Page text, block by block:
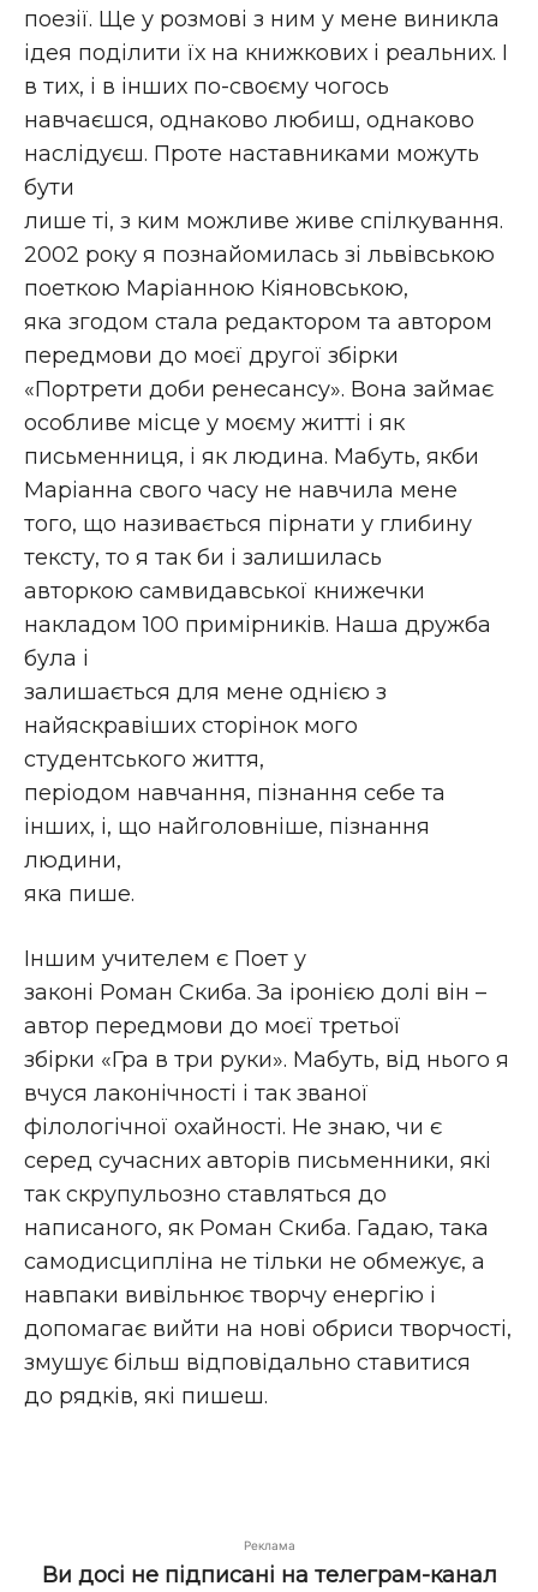
поезії. Ще у розмові з ним у мене виникла
ідея поділити їх на книжкових і реальних. І
в тих, і в інших по-своєму чогось
навчаєшся, однаково любиш, однаково
наслідуєш. Проте наставниками можуть
бути
лише ті, з ким можливе живе спілкування.
2002 року я познайомилась зі львівською
поеткою Маріанною Кіяновською,
яка згодом стала редактором та автором
передмови до моєї другої збірки
«Портрети доби ренесансу». Вона займає
особливе місце у моєму житті і як
письменниця, і як людина. Мабуть, якби
Маріанна свого часу не навчила мене
того, що називається пірнати у глибину
тексту, то я так би і залишилась
авторкою самвидавської книжечки
накладом 100 примірників. Наша дружба
була і
залишається для мене однією з
найяскравіших сторінок мого
студентського життя,
періодом навчання, пізнання себе та
інших, і, що найголовніше, пізнання
людини,
яка пише.
Іншим учителем є Поет у
законі Роман Скиба. За іронією долі він –
автор передмови до моєї третьої
збірки «Гра в три руки». Мабуть, від нього я
вчуся лаконічності і так званої
філологічної охайності. Не знаю, чи є
серед сучасних авторів письменники, які
так скрупульозно ставляться до
написаного, як Роман Скиба. Гадаю, така
самодисципліна не тільки не обмежує, а
навпаки вивільнює творчу енергію і
допомагає вийти на нові обриси творчості,
змушує більш відповідально ставитися
до рядків, які пишеш.
Реклама
Ви досі не підписані на телеграм-канал